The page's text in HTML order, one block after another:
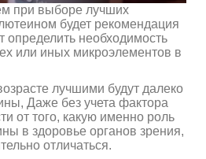
при выборе лучших
будет рекомендация
определить необходимость
или иных микроэлементов в
лучшими будут далеко
Даже без учета фактора
от того, какую именно роль
в здоровье органов зрения,
отличаться.